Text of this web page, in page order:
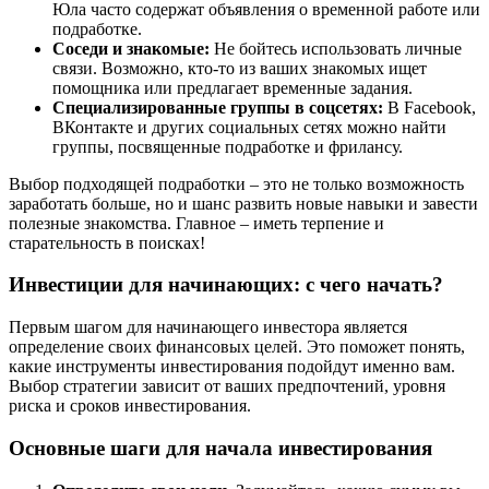
Юла часто содержат объявления о временной работе или
подработке.
Соседи и знакомые: Не бойтесь использовать личные
связи. Возможно, кто-то из ваших знакомых ищет
помощника или предлагает временные задания.
Специализированные группы в соцсетях: В Facebook,
ВКонтакте и других социальных сетях можно найти
группы, посвященные подработке и фрилансу.
Выбор подходящей подработки – это не только возможность
заработать больше, но и шанс развить новые навыки и завести
полезные знакомства. Главное – иметь терпение и
старательность в поисках!
Инвестиции для начинающих: с чего начать?
Первым шагом для начинающего инвестора является
определение своих финансовых целей. Это поможет понять,
какие инструменты инвестирования подойдут именно вам.
Выбор стратегии зависит от ваших предпочтений, уровня
риска и сроков инвестирования.
Основные шаги для начала инвестирования